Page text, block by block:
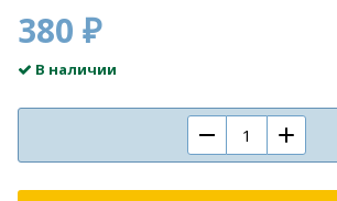
380 ₽
В наличии